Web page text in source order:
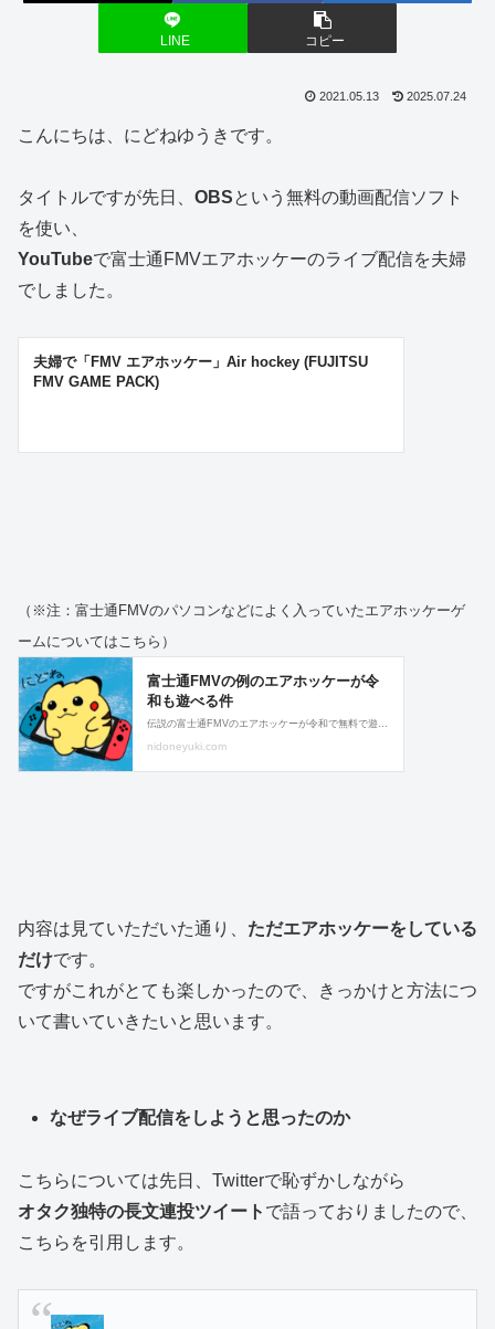
LINE コピー
2021.05.13 2025.07.24
こんにちは、にどねゆうきです。
タイトルですが先日、 OBSという無料の動画配信ソフト
を使い、
YouTubeで富士通FMVエアホッケーのライブ配信を夫婦
でしました。
（※注：富士通FMVのパソコンなどによく入っていたエアホッケーゲ
ームについてはこちら）
内容は見ていただいた通り、 ただエアホッケーをしている
だけです。
ですがこれがとても楽しかったので、きっかけと方法につ
いて書いていきたいと思います。
なぜライブ配信をしようと思ったのか
こちらについては先日、Twitterで恥ずかしながら
オタク独特の長文連投ツイート で語っておりましたので、
こちらを引用します。